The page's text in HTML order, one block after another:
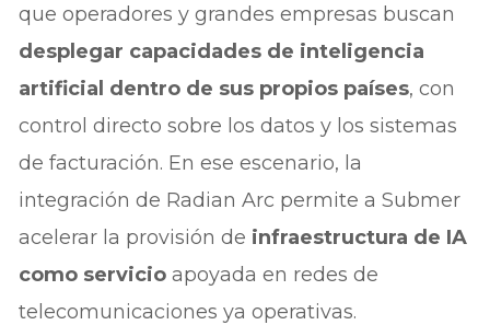
que operadores y grandes empresas buscan
desplegar capacidades de inteligencia
artificial dentro de sus propios países, con
control directo sobre los datos y los sistemas
de facturación. En ese escenario, la
integración de Radian Arc permite a Submer
acelerar la provisión de infraestructura de IA
como servicio apoyada en redes de
telecomunicaciones ya operativas.